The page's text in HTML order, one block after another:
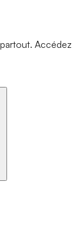
Accédez